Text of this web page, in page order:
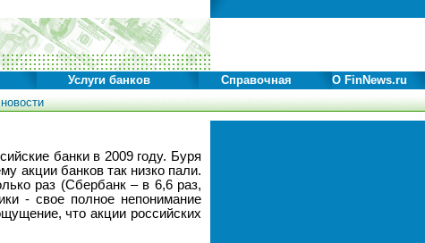
Услуги банков Справочная О FinNews.ru
банки в 2009 году. Буря
акции банков так низко пали.
раз (Сбербанк – в 6,6 раз,
- свое полное непонимание
что акции российских